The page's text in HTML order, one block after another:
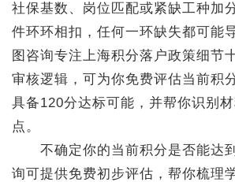
社保基数、岗位匹配或紧缺工种加
件环环相扣，任何一环缺失都可能
图咨询专注上海积分落户政策细节
审核逻辑，可为你免费评估当前积
具备120分达标可能，并帮你识别
点。
不确定你的当前积分是否能达
询可提供免费初步评估，帮你梳理